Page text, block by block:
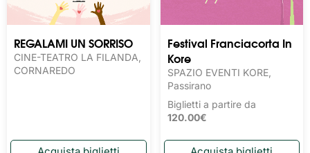
REGALAMI UN SORRISO
CINE-TEATRO LA FILANDA,
CORNAREDO
Festival Franciacorta In
Kore
SPAZIO EVENTI KORE,
Passirano
Biglietti a partire da
120.00€